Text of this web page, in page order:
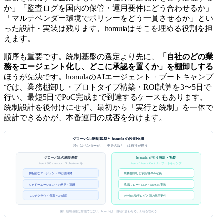
か」「監査ログを国内の保管・運用要件にどう合わせるか」
「マルチベンダー環境でポリシーをどう一貫させるか」とい
った設計・実装は残ります。homulaはそこを埋める役割を担
えます。
順序も重要です。統制基盤の選定より先に、
「自社のどの業
務をエージェント化し、どこに承認を置くか」を棚卸しする
ほうが先決です。homulaのAIエージェント・ブートキャンプ
では、業務棚卸し・プロトタイプ構築・ROI試算を3〜5日で
行い、最短5日でPoC完成まで到達するケースもあります。
統制設計を後付けにせず、最初から「実行と統制」を一体で
設計できるかが、本番運用の成否を分けます。
グローバル統制基盤と homula の役割分担
「枠」はベンダーが、「中身の設計」は自社が担う
グローバルの統制基盤
Agent 365 / watsonx Orchestrate 等
横断的なエージェントIDと登録簿
シャドーエージェントの発見・遮断
マルチクラウド/基盤への対応
homula が担う設計・実装
Agens / Agens Control・ブートキャンプ
業務棚卸しと承認境界の定義
承認フロー・DLP・RBACの実装
5年分の監査ログと国内運用要件
図3: 統制基盤は排他ではない。homulaは「自社に合わせる」工程を埋める